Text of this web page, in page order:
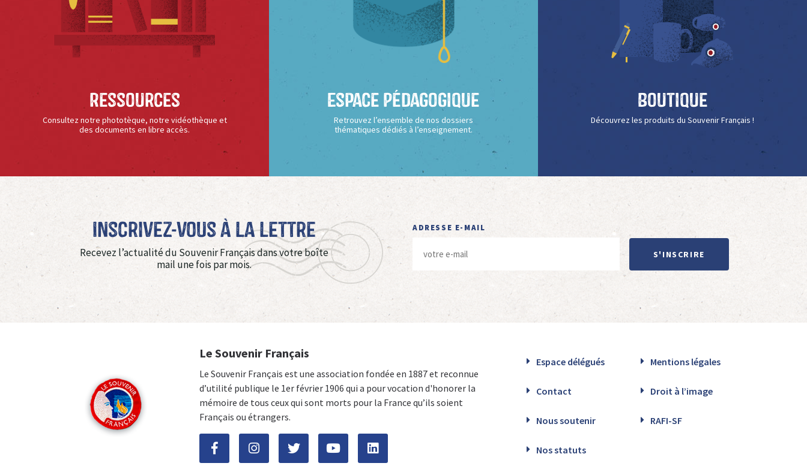
Ressources
Consultez notre phototèque, notre vidéothèque et
des documents en libre accès.
Espace Pédagogique
Retrouvez l’ensemble de nos dossiers
thématiques dédiés à l’enseignement.
Boutique
Découvrez les produits du Souvenir Français !
Inscrivez-vous à La Lettre
Recevez l’actualité du Souvenir Français dans votre boîte
mail une fois par mois.
ADRESSE E-MAIL
S'INSCRIRE
Le Souvenir Français
Le Souvenir Français est une association fondée en 1887 et reconnue
d’utilité publique le 1er février 1906 qui a pour vocation d'honorer la
mémoire de tous ceux qui sont morts pour la France qu’ils soient
Français ou étrangers.
Espace délégués Mentions légales
Contact Droit à l’image
Nous soutenir RAFI-SF
Nos statuts